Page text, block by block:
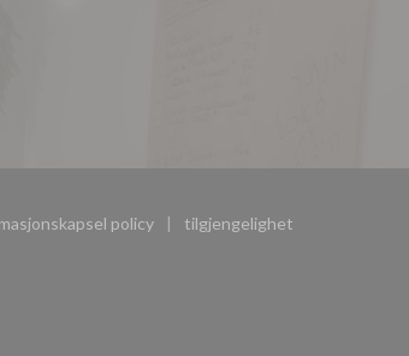
policy
((åpner i et nytt vindu))
tilgjengelighet
((åpner i et nytt vindu))